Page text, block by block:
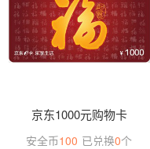
京东1000元购物卡
安全币100 已兑换0个